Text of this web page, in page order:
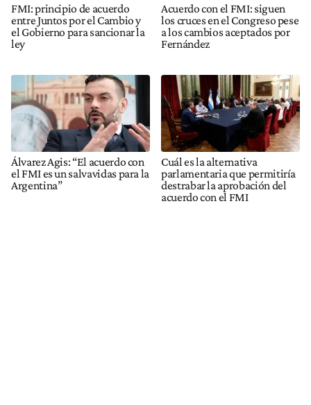
FMI: principio de acuerdo
entre Juntos por el Cambio y
el Gobierno para sancionar la
ley
Acuerdo con el FMI: siguen
los cruces en el Congreso pese
a los cambios aceptados por
Fernández
Álvarez Agis: “El acuerdo con
el FMI es un salvavidas para la
Argentina”
Cuál es la alternativa
parlamentaria que permitiría
destrabar la aprobación del
acuerdo con el FMI